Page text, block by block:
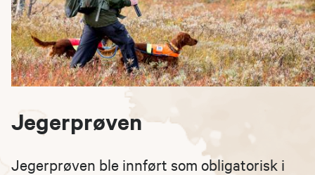
Jegerprøven
Jegerprøven ble innført som obligatorisk i